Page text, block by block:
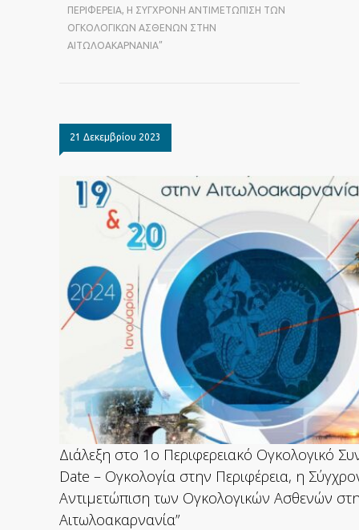
ΠΕΡΙΦΈΡΕΙΑ, Η ΣΎΓΧΡΟΝΗ ΑΝΤΙΜΕΤΏΠΙΣΗ ΤΩΝ
ΟΓΚΟΛΟΓΙΚΏΝ ΑΣΘΕΝΏΝ ΣΤΗΝ
ΑΙΤΩΛΟΑΚΑΡΝΑΝΊΑ”
21 Δεκεμβρίου 2023
Διάλεξη στο 1ο Περιφερειακό Ογκολογικό
Date – Ογκολογία στην Περιφέρεια, η
Αντιμετώπιση των Ογκολογικών Ασθενών
Αιτωλοακαρνανία”